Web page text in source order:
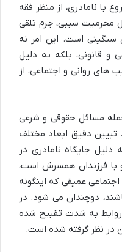
با نامادری، از منظر فقه
محرمیت سببی، جرم تلقی
سنگینی است. این امر نه
و قانونی، بلکه به دلیل
های روانی و اجتماعی، از
مسائل حقوقی و شرعی
دقیق ابعاد مختلف
جایگاه نامادری در
با فرزندان همسرش است،
عمیقی که اینگونه
دوچندان می شود. در
روابط به شدت تقبیح شده
در نظر گرفته شده است.